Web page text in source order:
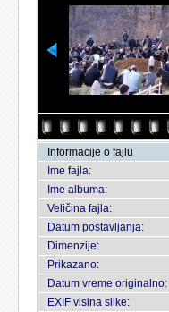
Informacije o fajlu
Ime fajla:
Ime albuma:
Veličina fajla:
Datum postavljanja:
Dimenzije:
Prikazano:
Datum vreme originalno:
EXIF visina slike: